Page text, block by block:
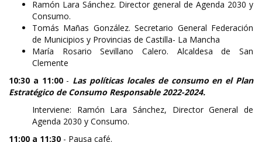
Ramón Lara Sánchez. Director general de Agenda 2030 y
Consumo.
Tomás Mañas González. Secretario General Federación
de Municipios y Provincias de Castilla- La Mancha
María Rosario Sevillano Calero. Alcaldesa de San
Clemente
10:30 a 11:00- Las políticas locales de consumo en el Plan
Estratégico de Consumo Responsable 2022-2024.
Interviene: Ramón Lara Sánchez, Director General de
Agenda 2030 y Consumo.
11:00 a 11:30 - Pausa café.